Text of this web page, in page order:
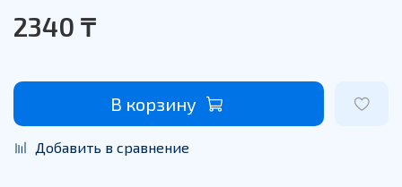
2340 ₸
В корзину
Добавить в сравнение